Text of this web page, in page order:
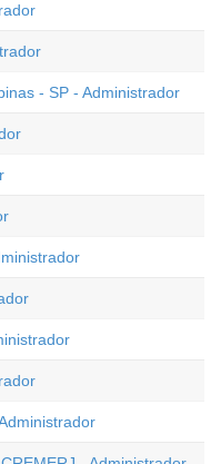
- SP - Administrador